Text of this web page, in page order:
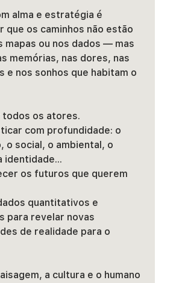
alma e estratégia é
que os caminhos não estão
mapas ou nos dados — mas
memórias, nas dores, nas
e nos sonhos que habitam o
todos os atores.
com profundidade: o
o social, o ambiental, o
identidade...
os futuros que querem
quantitativos e
para revelar novas
de realidade para o
a cultura e o humano